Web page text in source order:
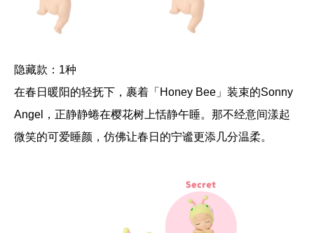
隐藏款：1种
在春日暖阳的轻抚下，裹着「Honey Bee」装束的Sonny
Angel，正静静蜷在樱花树上恬静午睡。那不经意间漾起
微笑的可爱睡颜，仿佛让春日的宁谧更添几分温柔。